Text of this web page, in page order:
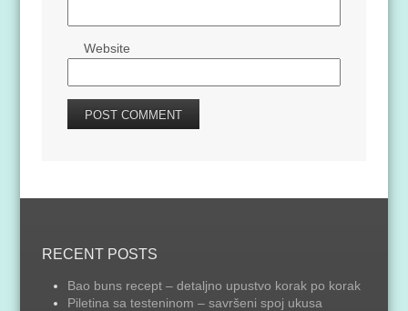
Website
RECENT POSTS
Bao buns recept – detaljno upustvo korak po korak
Piletina sa testeninom – savršeni spoj ukusa